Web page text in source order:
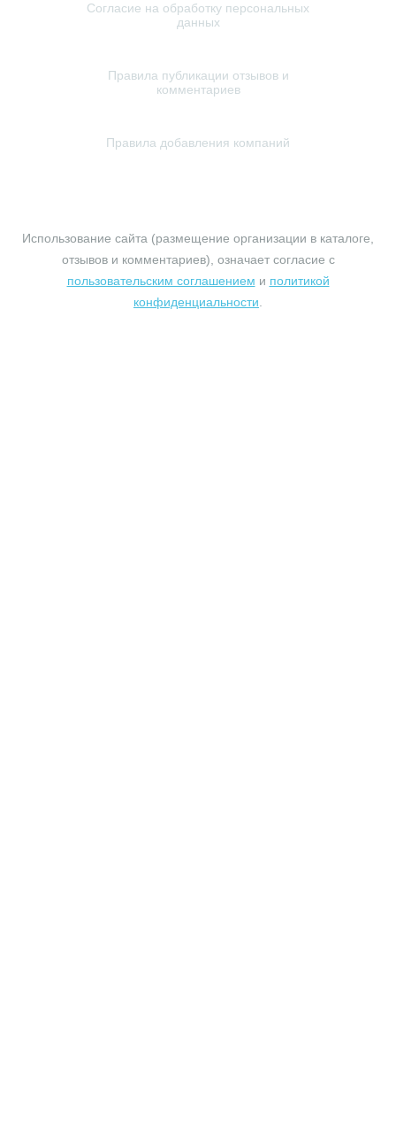
Согласие на обработку персональных
данных
Правила публикации отзывов и
комментариев
Правила добавления компаний
Использование сайта (размещение организации в каталоге,
отзывов и комментариев), означает согласие с
пользовательским соглашением и политикой
конфиденциальности